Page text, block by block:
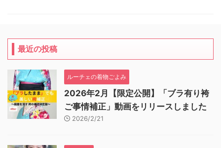
最近の投稿
ルーチェの着物ごよみ
2026年2月【限定公開】「ブラ有り袴
ご事情補正」動画をリリースしました
2026/2/21